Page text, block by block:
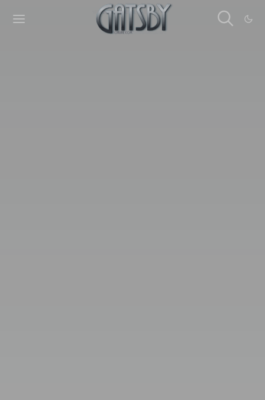
Cookies management panel